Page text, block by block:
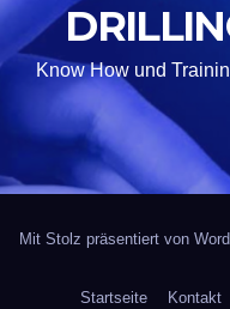
Know How und
Mit Stolz präsentiert von
Startseite Kontakt